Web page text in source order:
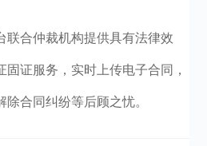
联合仲裁机构提供具有法律效
证服务，实时上传电子合同，
除合同纠纷等后顾之忧。